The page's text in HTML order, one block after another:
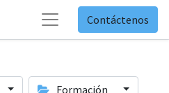
Contáctenos
Formación